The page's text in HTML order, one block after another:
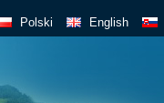
Polski English